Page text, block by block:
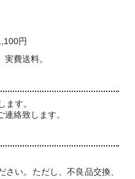
円
費送料。
ます。
絡致します。
い。ただし、不良品交換、